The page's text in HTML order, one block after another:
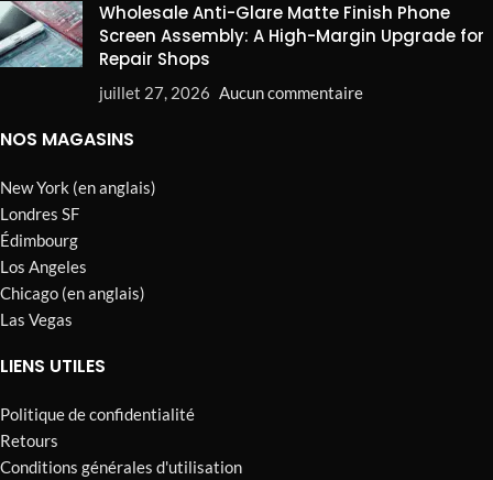
Wholesale Anti-Glare Matte Finish Phone
Screen Assembly: A High-Margin Upgrade for
Repair Shops
juillet 27, 2026 Aucun commentaire
NOS MAGASINS
New York (en anglais)
Londres SF
Édimbourg
Los Angeles
Chicago (en anglais)
Las Vegas
LIENS UTILES
Politique de confidentialité
Retours
Conditions générales d'utilisation